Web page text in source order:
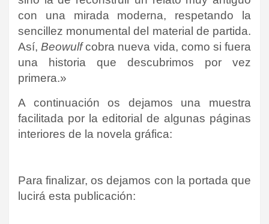
con una mirada moderna, respetando la
sencillez monumental del material de partida.
Así, Beowulfcobra nueva vida, como si fuera
una historia que descubrimos por vez
primera.»
A continuación os dejamos una muestra
facilitada por la editorial de algunas páginas
interiores de la novela gráfica:
Para finalizar, os dejamos con la portada que
lucirá esta publicación: